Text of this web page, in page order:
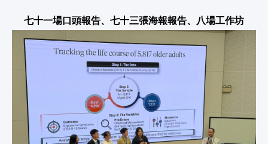
七十一場口頭報告、七十三張海報報告、八場工作坊